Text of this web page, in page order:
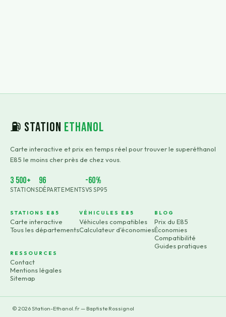
⛽ Station Ethanol
Carte interactive et prix en temps réel pour trouver le superéthanol
E85 le moins cher près de chez vous.
3 500+
STATIONS
96
DÉPARTEMENTS
-60%
VS SP95
STATIONS E85
Carte interactive
Tous les départements
VÉHICULES E85
Véhicules compatibles
Calculateur d'économies
BLOG
Prix du E85
Économies
Compatibilité
Guides pratiques
RESSOURCES
Contact
Mentions légales
Sitemap
© 2026Station-Ethanol.fr — Baptiste Rossignol